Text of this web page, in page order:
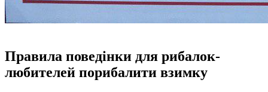
Правила поведінки для рибалок-
любителей порибалити взимку